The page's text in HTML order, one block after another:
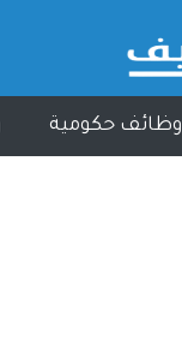
وظائف حكومية